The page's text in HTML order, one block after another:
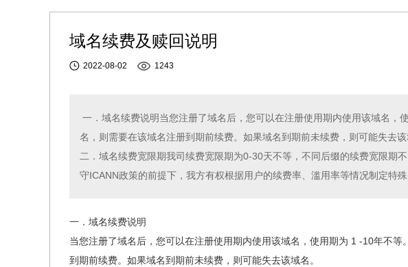
域名续费及赎回说明
2022-08-02 1243
一．域名续费说明当您注册了域名后，您可以在注册使用期内使用该域名，
名，则需要在该域名注册到期前续费。如果域名到期前未续费，则可能失去
二．域名续费宽限期我司续费宽限期为0-30天不等，不同后缀的续费宽限期
守ICANN政策的前提下，我方有权根据用户的续费率、滥用率等情况制定特殊
一．域名续费说明
当您注册了域名后，您可以在注册使用期内使用该域名，使用期为 1 -10年不
到期前续费。如果域名到期前未续费，则可能失去该域名。